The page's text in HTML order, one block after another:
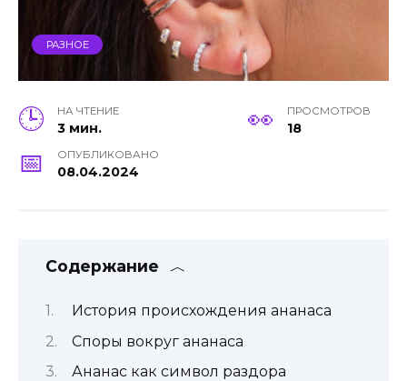
РАЗНОЕ
НА ЧТЕНИЕ
3 мин.
ПРОСМОТРОВ
18
ОПУБЛИКОВАНО
08.04.2024
Содержание
История происхождения ананаса
Споры вокруг ананаса
Ананас как символ раздора